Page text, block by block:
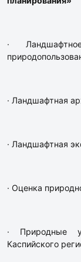
·
· Ландшафтная
· Ландшафтная
· Оценка
· Природные
Каспийского